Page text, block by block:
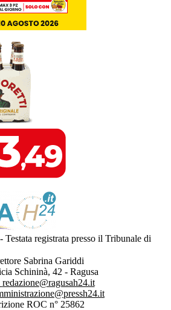
Testata registrata presso il Tribunale di
Sabrina Gariddi
Schininà, 42 - Ragusa
redazione@ragusah24.it
ROC n° 25862